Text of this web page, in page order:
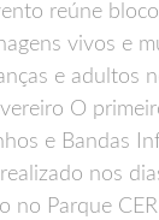
reúne
vivos e
e adultos
O
e Bandas
nos
no Parque